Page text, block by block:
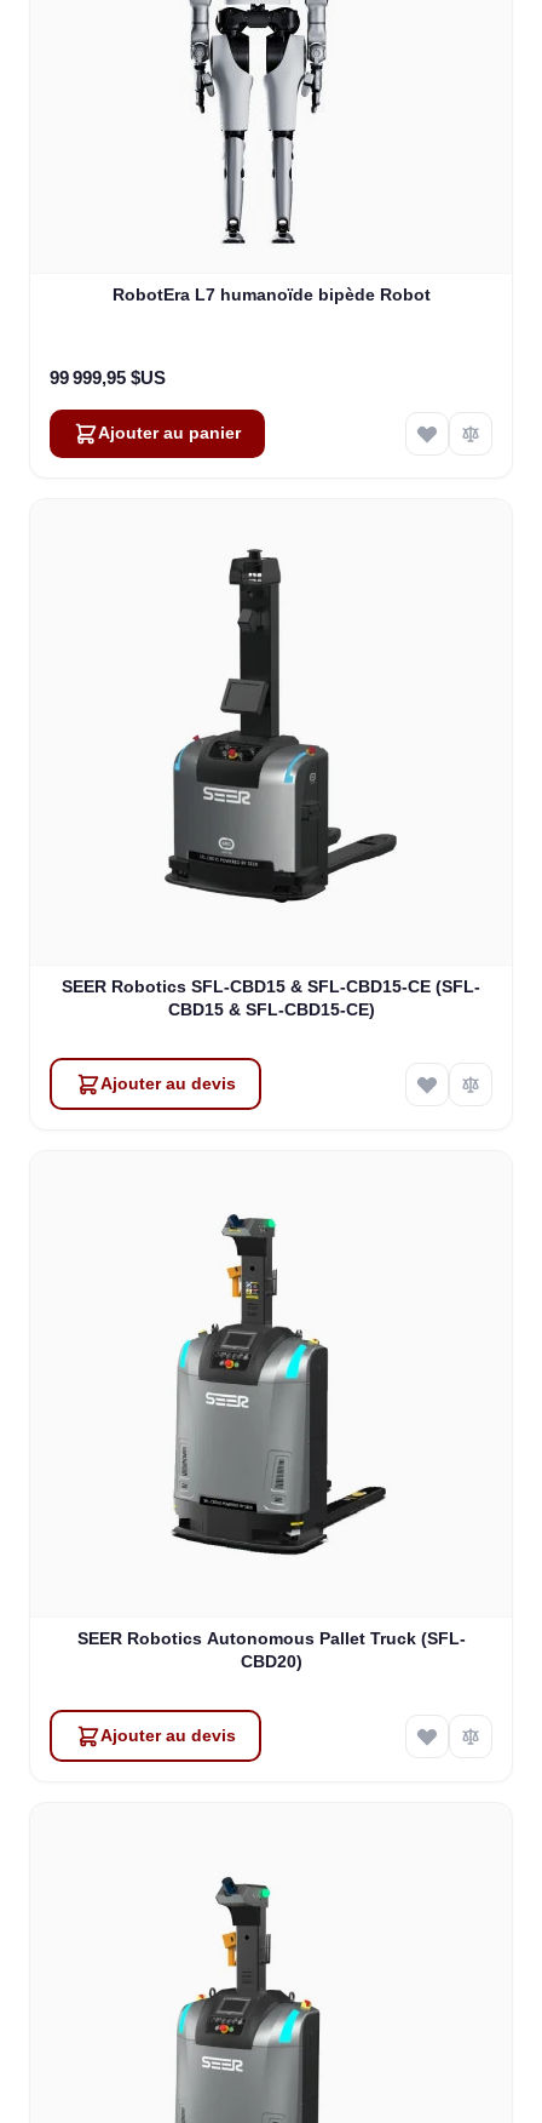
RobotEra L7 humanoïde bipède Robot
99 999,95 $US
Ajouter au panier
SEER Robotics SFL-CBD15 & SFL-CBD15-CE (SFL-
CBD15 & SFL-CBD15-CE)
Ajouter au devis
SEER Robotics Autonomous Pallet Truck (SFL-
CBD20)
Ajouter au devis